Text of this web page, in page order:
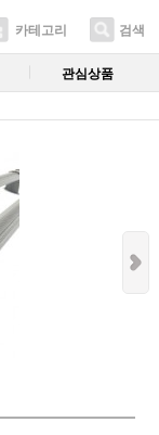
카테고리 검색
관심상품